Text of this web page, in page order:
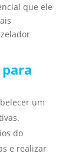
que ele
um
do
e realizar